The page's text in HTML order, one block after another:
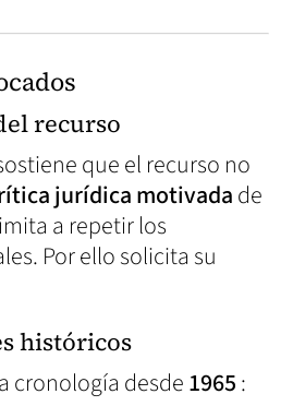
recurso
que el recurso no
jurídica motivadade
a repetir los
Por ello solicita su
históricos
cronología desde1965: